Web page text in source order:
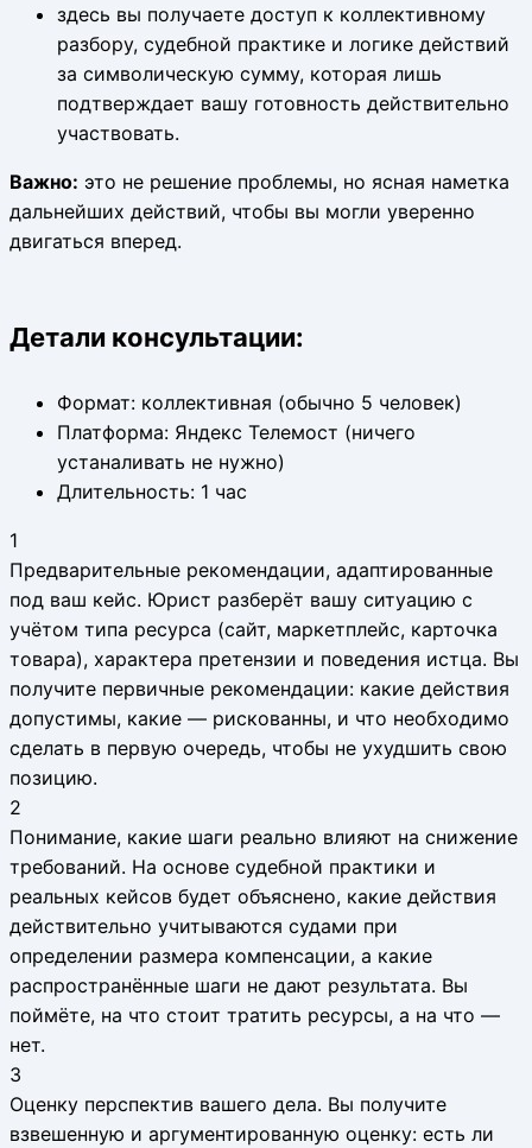
здесь вы получаете доступ к коллективному
разбору, судебной практике и логике действий
за символическую сумму, которая лишь
подтверждает вашу готовность действительно
участвовать.
Важно: это не решение проблемы, но ясная наметка
дальнейших действий, чтобы вы могли уверенно
двигаться вперед.
Детали консультации:
Формат: коллективная (обычно 5 человек)
Платформа: Яндекс Телемост (ничего
устаналивать не нужно)
Длительность: 1 час
1
Предварительные рекомендации, адаптированные
под ваш кейс. Юрист разберёт вашу ситуацию с
учётом типа ресурса (сайт, маркетплейс, карточка
товара), характера претензии и поведения истца. Вы
получите первичные рекомендации: какие действия
допустимы, какие — рискованны, и что необходимо
сделать в первую очередь, чтобы не ухудшить свою
позицию.
2
Понимание, какие шаги реально влияют на снижение
требований. На основе судебной практики и
реальных кейсов будет объяснено, какие действия
действительно учитываются судами при
определении размера компенсации, а какие
распространённые шаги не дают результата. Вы
поймёте, на что стоит тратить ресурсы, а на что —
нет.
3
Оценку перспектив вашего дела. Вы получите
взвешенную и аргументированную оценку: есть ли